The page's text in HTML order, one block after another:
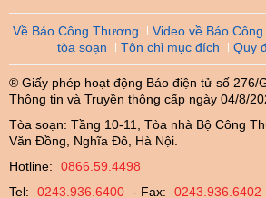
Về Báo Công Thương Video về Báo
tòa soạn
Tôn chỉ mục đích Quy
® Giấy phép hoạt động Báo điện tử số 276/
Thông tin và Truyền thông cấp ngày 04/8/
Tòa soạn: Tầng 10-11, Tòa nhà Bộ Công
Văn Đồng, Nghĩa Đô, Hà Nội.
Hotline:
0866.59.4498
Tel:
0243.936.6400 - Fax: 0243.936.6402